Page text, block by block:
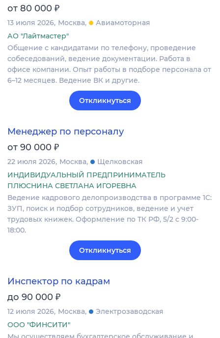
от 80 000 ₽
13 июля 2026 Москва
Авиамоторная
АО "Лайтмастер"
Общение с кандидатами по телефону, проведение
собеседований, ведение документации. Работа в
офисе компании. Опыт работы в подборе персонала от
6–12 месяцев. Ведение ВК и другие.
Откликнуться
Менеджер по персоналу
от 90 000 ₽
22 июля 2026 Москва
Щелковская
ИНДИВИДУАЛЬНЫЙ ПРЕДПРИНИМАТЕЛЬ
ПЛЮСНИНА СВЕТЛАНА ИГОРЕВНА
Ведение кадрового делопроизводства в программе 1С:
ЗУП, поиск и подбор сотрудников, ведение и учет
трудовых книжек. Оформление по ТК РФ, 5/2 с 9:00-
18:00.
Откликнуться
Инспектор по кадрам
до 90 000 ₽
12 июля 2026 Москва
Электрозаводская
ООО "ФИНСИТИ"